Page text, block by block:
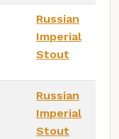
Russian
Imperial
Stout
Russian
Imperial
Stout